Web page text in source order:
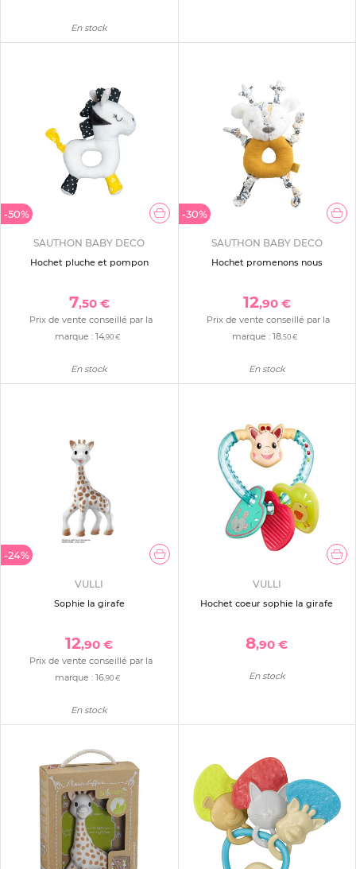
En stock
-50%
SAUTHON BABY DECO
Hochet pluche et pompon
7,50 €
Prix de vente conseillé par la
marque : 14,90 €
En stock
-30%
SAUTHON BABY DECO
Hochet promenons nous
12,90 €
Prix de vente conseillé par la
marque :18,50 €
En stock
-24%
VULLI
Sophie la girafe
12,90 €
Prix de vente conseillé par la
marque : 16,90 €
En stock
VULLI
Hochet coeur sophie la girafe
8,90 €
En stock